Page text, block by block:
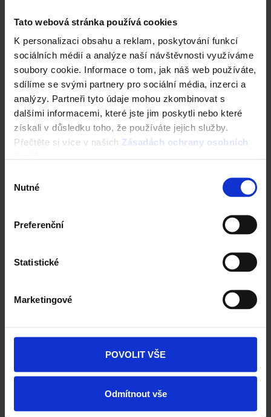
Tato webová stránka používá cookies
K personalizaci obsahu a reklam, poskytování funkcí
sociálních médií a analýze naší návštěvnosti využíváme
soubory cookie. Informace o tom, jak náš web používáte,
sdílíme se svými partnery pro sociální média, inzerci a
analýzy. Partneři tyto údaje mohou zkombinovat s
dalšími informacemi, které jste jim poskytli nebo které
získali v důsledku toho, že používáte jejich služby.
Přečtěte si více v našich Zásadách ochrany osobních
souhlasu
Nutné
Preferenční
Statistické
Marketingové
POVOLIT VŠE
Odmítnout vše
Finalit č. 22 - Impregnace
Next